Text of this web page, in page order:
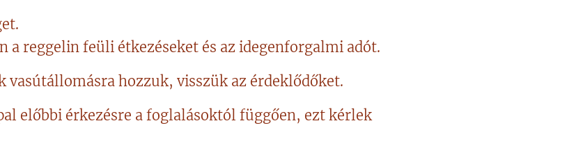
a reggelin feüli étkezéseket és az idegenforgalmi adót.
vasútállomásra hozzuk, visszük az érdeklődőket.
előbbi érkezésre a foglalásoktól függően, ezt kérlek